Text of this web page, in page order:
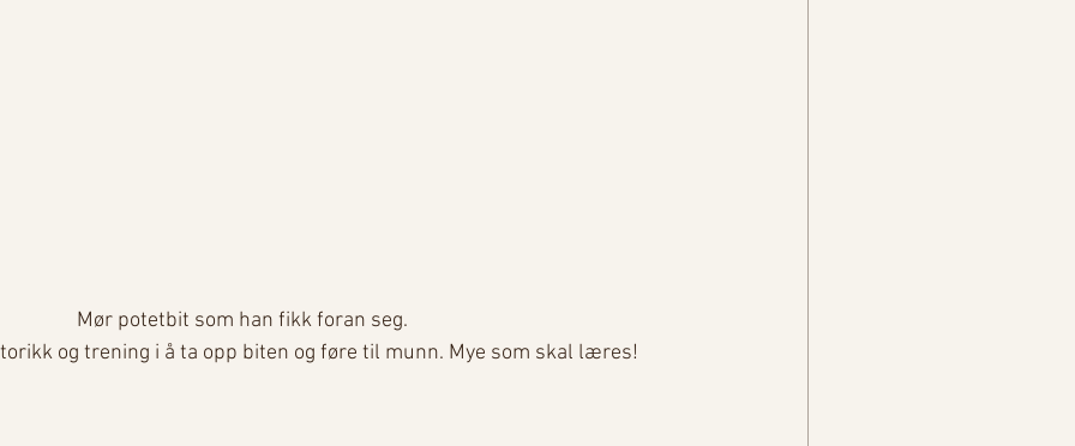
Mør potetbit som han fikk foran seg.
og trening i å ta opp biten og føre til munn. Mye som skal læres!